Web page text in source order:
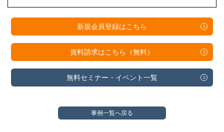
新規会員登録はこちら
資料請求はこちら（無料）
無料セミナー・ イベント一覧
事例一覧へ戻る